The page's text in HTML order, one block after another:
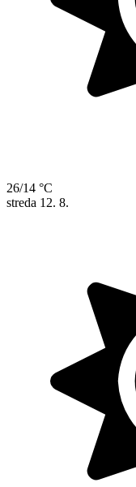
26/14 °C
streda 12. 8.